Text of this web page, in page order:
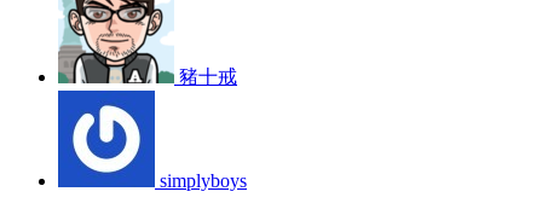
豬十戒
simplyboys